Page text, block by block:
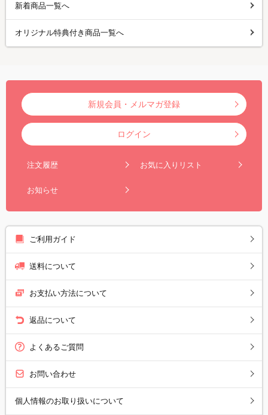
新着商品一覧へ
オリジナル特典付き商品一覧へ
新規会員・メルマガ登録
ログイン
注文履歴 お気に入りリスト
お知らせ
ご利用ガイド
送料について
お支払い方法について
返品について
よくあるご質問
お問い合わせ
個人情報のお取り扱いについて